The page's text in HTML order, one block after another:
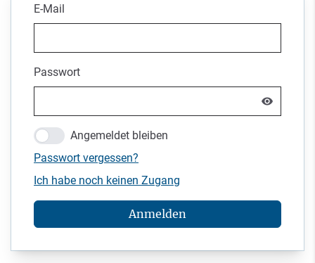
E-Mail
Passwort
Angemeldet bleiben
Passwort vergessen?
Ich habe noch keinen Zugang
Anmelden